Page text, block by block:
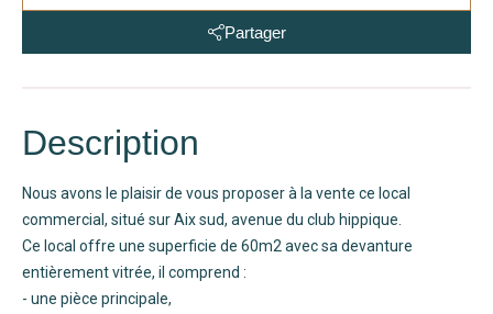
Partager
Description
Nous avons le plaisir de vous proposer à la vente ce local
commercial, situé sur Aix sud, avenue du club hippique.
Ce local offre une superficie de 60m2 avec sa devanture
entièrement vitrée, il comprend :
- une pièce principale,